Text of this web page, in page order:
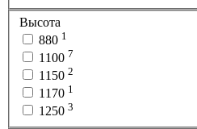
Высота
880 1
1100 7
1150 2
1170 1
1250 3